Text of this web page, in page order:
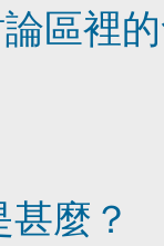
區裡
麼？